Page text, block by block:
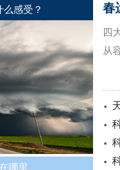
感受？
哪里
春
四
从